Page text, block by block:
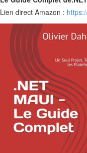
Lien direct Amazon :